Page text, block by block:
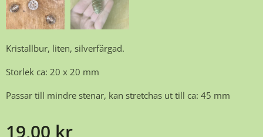
Kristallbur, liten, silverfärgad.
Storlek ca: 20 x 20 mm
Passar till mindre stenar, kan stretchas ut till ca: 45 mm
19,00 kr